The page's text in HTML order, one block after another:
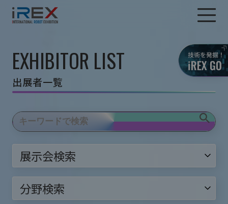
EXHIBITOR LIST
出展者一覧